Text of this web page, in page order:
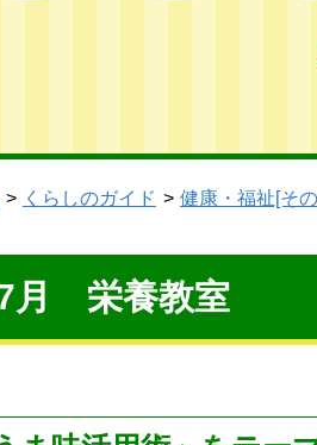
くらしのガイド 健康・福祉[そ
月 栄養教室